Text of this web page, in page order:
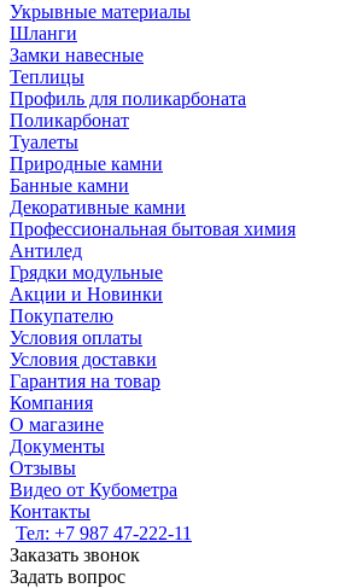
Укрывные материалы
Шланги
Замки навесные
Теплицы
Профиль для поликарбоната
Поликарбонат
Туалеты
Природные камни
Банные камни
Декоративные камни
Профессиональная бытовая химия
Антилед
Грядки модульные
Акции и Новинки
Покупателю
Условия оплаты
Условия доставки
Гарантия на товар
Компания
О магазине
Документы
Отзывы
Видео от Кубометра
Контакты
Тел: +7 987 47-222-11
Заказать звонок
Задать вопрос